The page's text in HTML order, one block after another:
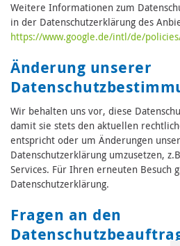
Weitere Informationen zum
in der Datenschutzerklärung des
https://www.google.de/intl/de/
Änderung unserer
Wir behalten uns vor, diese
damit sie stets den aktuellen
entspricht oder um Änderungen
Datenschutzerklärung umzusetzen,
Services. Für Ihren erneuten Besuch
Datenschutzerklärung.
Fragen an den